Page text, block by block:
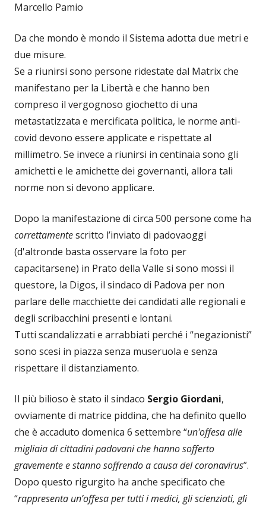
Marcello Pamio
Da che mondo è mondo il Sistema adotta due metri e
due misure.
Se a riunirsi sono persone ridestate dal Matrix che
manifestano per la Libertà e che hanno ben
compreso il vergognoso giochetto di una
metastatizzata e mercificata politica, le norme anti-
covid devono essere applicate e rispettate al
millimetro. Se invece a riunirsi in centinaia sono gli
amichetti e le amichette dei governanti, allora tali
norme non si devono applicare.
Dopo la manifestazione di circa 500 persone come ha
correttamentescritto l’inviato di padovaoggi
(d'altronde basta osservare la foto per
capacitarsene) in Prato della Valle si sono mossi il
questore, la Digos, il sindaco di Padova per non
parlare delle macchiette dei candidati alle regionali e
degli scribacchini presenti e lontani.
Tutti scandalizzati e arrabbiati perché i “negazionisti”
sono scesi in piazza senza museruola e senza
rispettare il distanziamento.
Il più bilioso è stato il sindaco Sergio Giordani,
ovviamente di matrice piddina, che ha definito quello
che è accaduto domenica 6 settembre “un'offesa alle
migliaia di cittadini padovani che hanno sofferto
gravemente e stanno soffrendo a causa del coronavirus”.
Dopo questo rigurgito ha anche specificato che
“rappresenta un’offesa per tutti i medici, gli scienziati, gli